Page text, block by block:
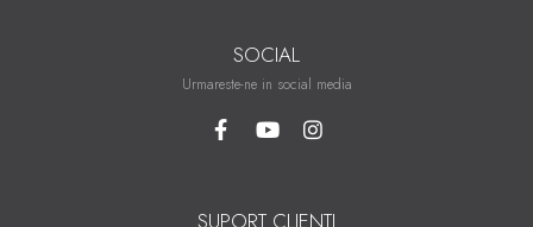
SOCIAL
Urmareste-ne in social media
SUPORT CLIENTI